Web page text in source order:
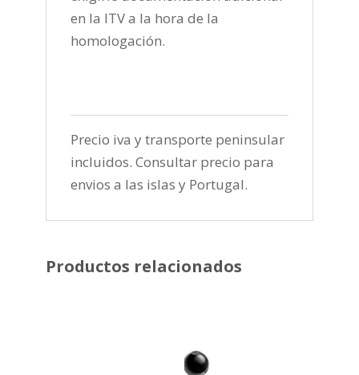
en la ITV a la hora de la
homologación.
Precio iva y transporte peninsular
incluidos. Consultar precio para
envios a las islas y Portugal.
Productos relacionados